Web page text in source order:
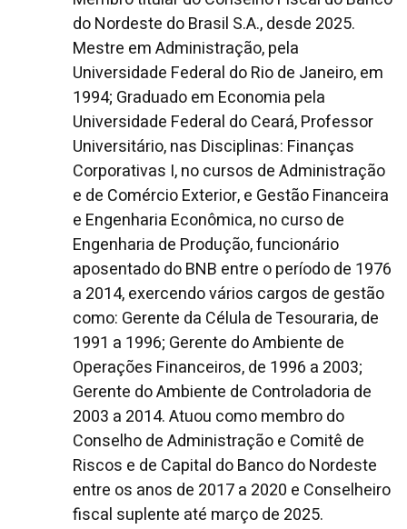
do Nordeste do Brasil S.A., desde 2025.
Mestre em Administração, pela
Universidade Federal do Rio de Janeiro, em
1994; Graduado em Economia pela
Universidade Federal do Ceará, Professor
Universitário, nas Disciplinas: Finanças
Corporativas I, no cursos de Administração
e de Comércio Exterior, e Gestão Financeira
e Engenharia Econômica, no curso de
Engenharia de Produção, funcionário
aposentado do BNB entre o período de 1976
a 2014, exercendo vários cargos de gestão
como: Gerente da Célula de Tesouraria, de
1991 a 1996; Gerente do Ambiente de
Operações Financeiros, de 1996 a 2003;
Gerente do Ambiente de Controladoria de
2003 a 2014. Atuou como membro do
Conselho de Administração e Comitê de
Riscos e de Capital do Banco do Nordeste
entre os anos de 2017 a 2020 e Conselheiro
fiscal suplente até março de 2025.